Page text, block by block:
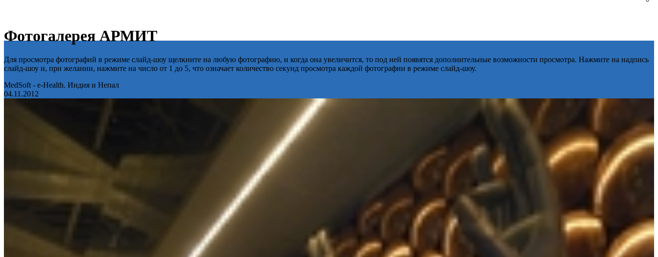
Фотогалерея АРМИТ
Для просмотра фотографий в режиме слайд-шоу щелкните на любую фотографию, и когда она увеличится, то под ней появятся дополнительные возможности просмотра. Нажмите на надпись
слайд-шоу и, при желании, нажмите на число от 1 до 5, что означает количество секунд просмотра каждой фотографии в режиме слайд-шоу.
MedSoft - e-Health. Индия и Непал
04.11.2012